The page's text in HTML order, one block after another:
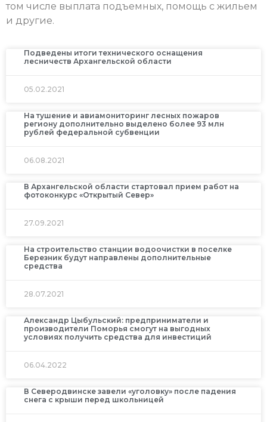
том числе выплата подъемных, помощь с жильем
и другие.
Подведены итоги технического оснащения
лесничеств Архангельской области
05.02.2021
На тушение и авиамониторинг лесных пожаров
региону дополнительно выделено более 93 млн
рублей федеральной субвенции
06.08.2021
В Архангельской области стартовал прием работ на
фотоконкурс «Открытый Север»
27.09.2021
На строительство станции водоочистки в поселке
Березник будут направлены дополнительные
средства
28.07.2021
Александр Цыбульский: предприниматели и
производители Поморья смогут на выгодных
условиях получить средства для инвестиций
06.04.2022
В Северодвинске завели «уголовку» после падения
снега с крыши перед школьницей